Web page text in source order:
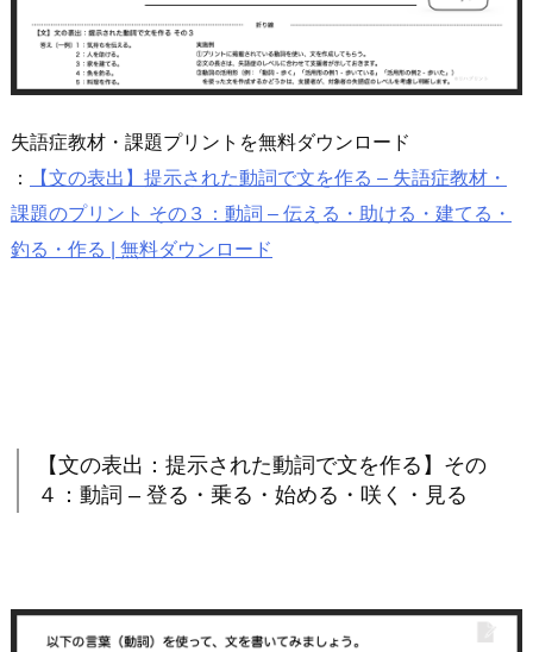
失語症教材・課題プリントを無料ダウンロード
：
【文の表出】提示された動詞で文を作る – 失語症教材・
課題のプリント その３：動詞 – 伝える・助ける・建てる・
釣る・作る | 無料ダウンロード
【文の表出：提示された動詞で文を作る】その
４：動詞 – 登る・乗る・始める・咲く・見る